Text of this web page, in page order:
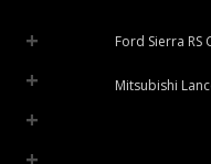
Ford Sierra RS
Mitsubishi